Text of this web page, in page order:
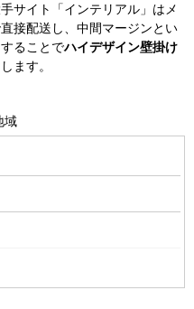
サイト「インテリアル」はメ
接配送し、中間マージンとい
ることでハイデザイン壁掛け
ます。
域